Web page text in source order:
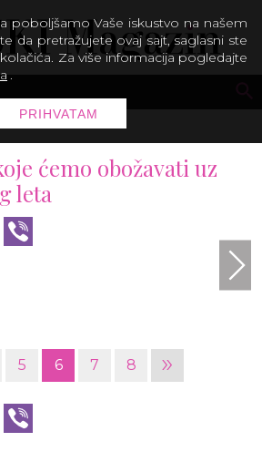
ćemo obožavati uz
leta
Pinterest
5 6 7 8 »
Pinterest
poboljšamo Vaše iskustvo na našem
da pretražujete ovaj sajt, saglasni ste
Za više informacija pogledajte
.
PRIHVATAM